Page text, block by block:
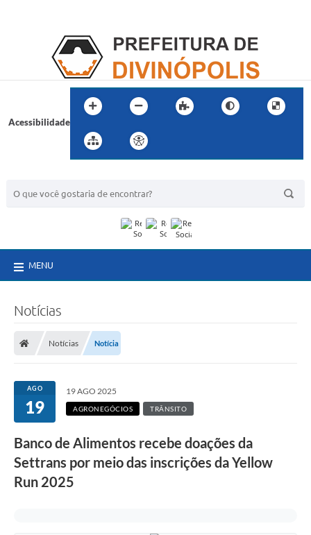
Acessibilidade
MENU
Notícias
Notícias Notícia
AGO
19
19 AGO 2025
AGRONEGÓCIOS TRÂNSITO
Banco de Alimentos recebe doações da
Settrans por meio das inscrições da Yellow
Run 2025